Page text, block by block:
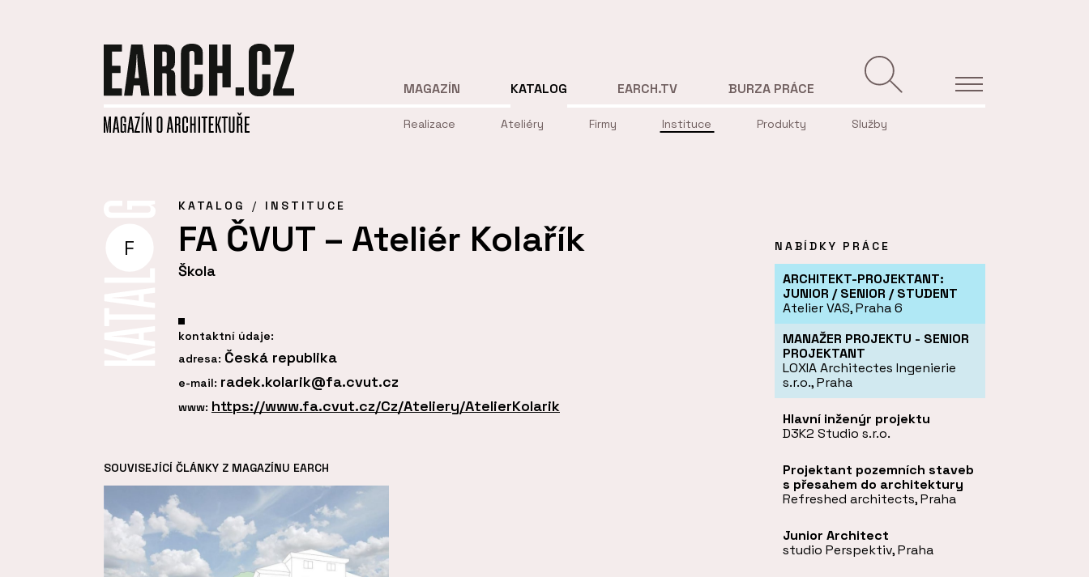
MAGAZÍN KATALOG
Realizace Ateliéry Firmy Instituce Produkty Služby
EARCH.TV BURZA PRÁCE
F
KATALOG INSTITUCE
FA ČVUT – Ateliér Kolařík
Škola
kontaktní údaje:
adresa: Česká republika
e-mail: radek.kolarik@fa.cvut.cz
www: https://www.fa.cvut.cz/Cz/Ateliery/AtelierKolarik
SOUVISEJÍCÍ ČLÁNKY Z MAGAZÍNU EARCH
NABÍDKY PRÁCE
ARCHITEKT-PROJEKTANT:
JUNIOR / SENIOR / STUDENT
Atelier VAS, Praha 6
MANAŽER PROJEKTU - SENIOR
PROJEKTANT
LOXIA Architectes Ingenierie
s.r.o., Praha
Hlavní inženýr projektu
D3K2 Studio s.r.o.
Projektant pozemních staveb
s přesahem do architektury
Refreshed architects, Praha
Junior Architect
studio Perspektiv, Praha